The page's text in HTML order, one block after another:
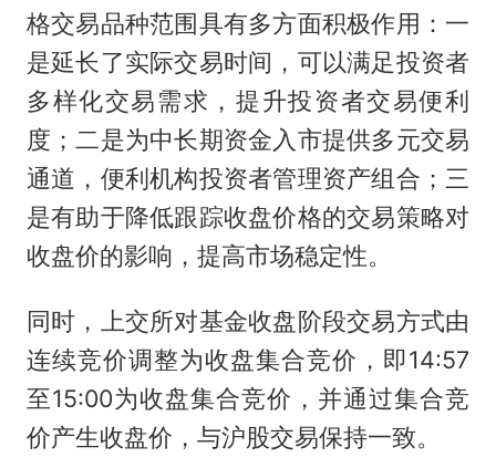
格交易品种范围具有多方面积极作用：一
是延长了实际交易时间，可以满足投资者
多样化交易需求，提升投资者交易便利
度；二是为中长期资金入市提供多元交易
通道，便利机构投资者管理资产组合；三
是有助于降低跟踪收盘价格的交易策略对
收盘价的影响，提高市场稳定性。
同时，上交所对基金收盘阶段交易方式由
连续竞价调整为收盘集合竞价，即14:57
至15:00为收盘集合竞价，并通过集合竞
价产生收盘价，与沪股交易保持一致。